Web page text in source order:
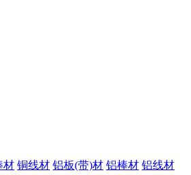
材 铜线材 铝板(带)材 铝棒材 铝线材